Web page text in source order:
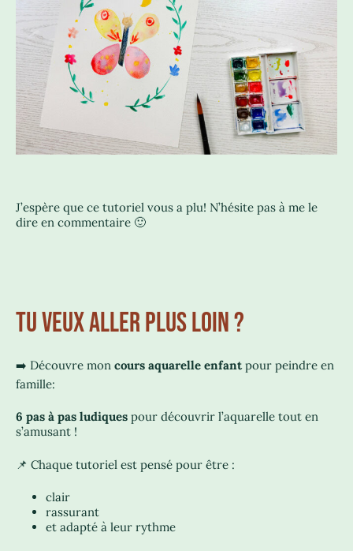
J’espère que ce tutoriel vous a plu! N’hésite pas à me le
dire en commentaire 🙂
TU VEUX ALLER PLUS LOIN ?
➡️ Découvre mon cours aquarelle enfantpour peindre en
famille:
6 pas à pas ludiques pour découvrir l’aquarelle tout en
s’amusant !
📌 Chaque tutoriel est pensé pour être :
clair
rassurant
et adapté à leur rythme